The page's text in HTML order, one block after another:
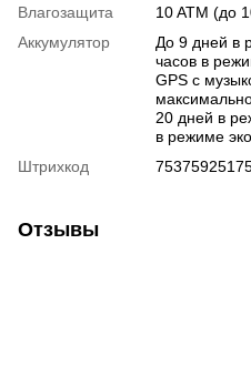
Влагозащита
10 ATM (до
Аккумулятор
До 9 дней в
часов в
GPS с
20 дней в
в режиме
Штрихкод
Отзывы